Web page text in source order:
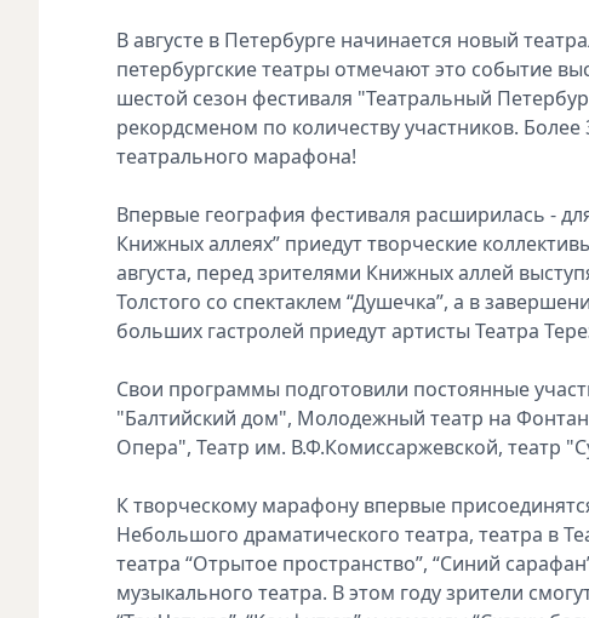
В августе в Петербурге начинается новый
петербургские театры отмечают это событие
шестой сезон фестиваля "Театральный
рекордсменом по количеству участников.
театрального марафона!
Впервые география фестиваля расширилась -
Книжных аллеях” приедут творческие
августа, перед зрителями Книжных аллей
Толстого со спектаклем “Душечка”, а в
больших гастролей приедут артисты Театра
Свои программы подготовили постоянные
"Балтийский дом", Молодежный театр на
Опера", Театр им. В.Ф.Комиссаржевской, театр
К творческому марафону впервые
Небольшого драматического театра, театра в
театра “Отрытое пространство”, “Синий
музыкального театра. В этом году зрители